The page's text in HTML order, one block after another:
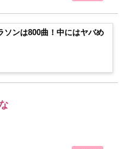
ソンは800曲！中にはヤバめ